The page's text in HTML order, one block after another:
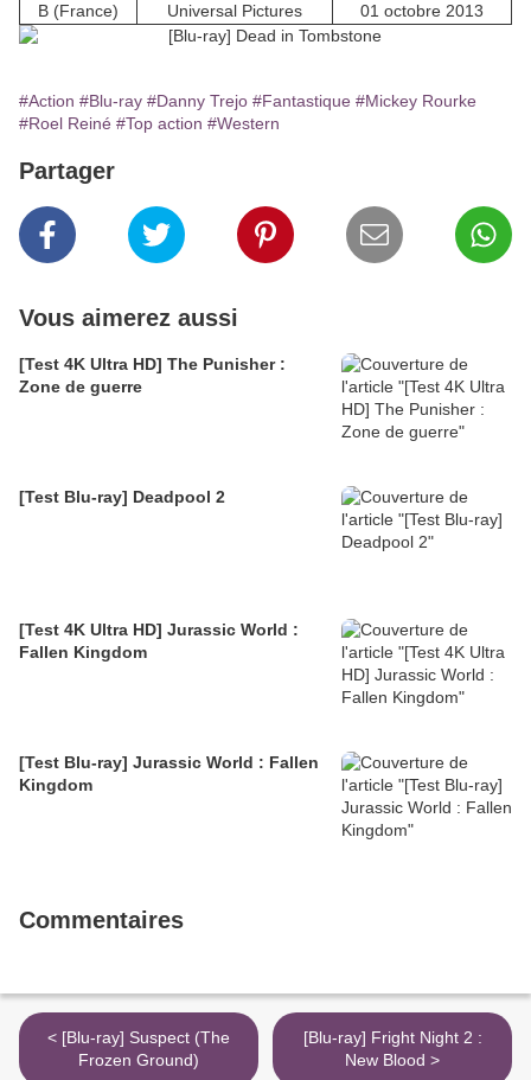
B (France)
Universal Pictures 01 octobre 2013
#Action #Blu-ray #Danny Trejo #Fantastique #Mickey Rourke
#Roel Reiné #Top action #Western
Partager
Vous aimerez aussi
[Test 4K Ultra HD] The Punisher :
Zone de guerre
[Test Blu-ray] Deadpool 2
[Test 4K Ultra HD] Jurassic World :
Fallen Kingdom
[Test Blu-ray] Jurassic World : Fallen
Kingdom
Commentaires
< [Blu-ray] Suspect (The
Frozen Ground)
[Blu-ray] Fright Night 2 :
New Blood >